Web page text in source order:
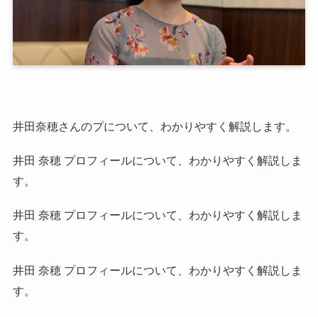
井田奈穂さんのプについて、わかりやすく解説します。
井田 奈穂 プロフィールについて、わかりやすく解説しま
す。
井田 奈穂 プロフィールについて、わかりやすく解説しま
す。
井田 奈穂 プロフィールについて、わかりやすく解説しま
す。